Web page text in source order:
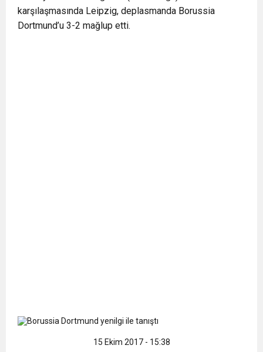
karşılaşmasında Leipzig, deplasmanda Borussia
Dortmund’u 3-2 mağlup etti.
15 Ekim 2017 - 15:38